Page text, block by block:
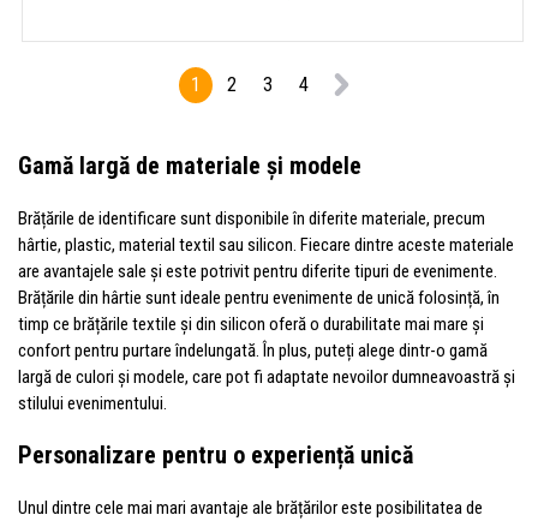
1 2 3 4
Gamă largă de materiale și modele
Brățările de identificare sunt disponibile în diferite materiale, precum
hârtie, plastic, material textil sau silicon. Fiecare dintre aceste materiale
are avantajele sale și este potrivit pentru diferite tipuri de evenimente.
Brățările din hârtie sunt ideale pentru evenimente de unică folosință, în
timp ce brățările textile și din silicon oferă o durabilitate mai mare și
confort pentru purtare îndelungată. În plus, puteți alege dintr-o gamă
largă de culori și modele, care pot fi adaptate nevoilor dumneavoastră și
stilului evenimentului.
Personalizare pentru o experiență unică
Unul dintre cele mai mari avantaje ale brățărilor este posibilitatea de